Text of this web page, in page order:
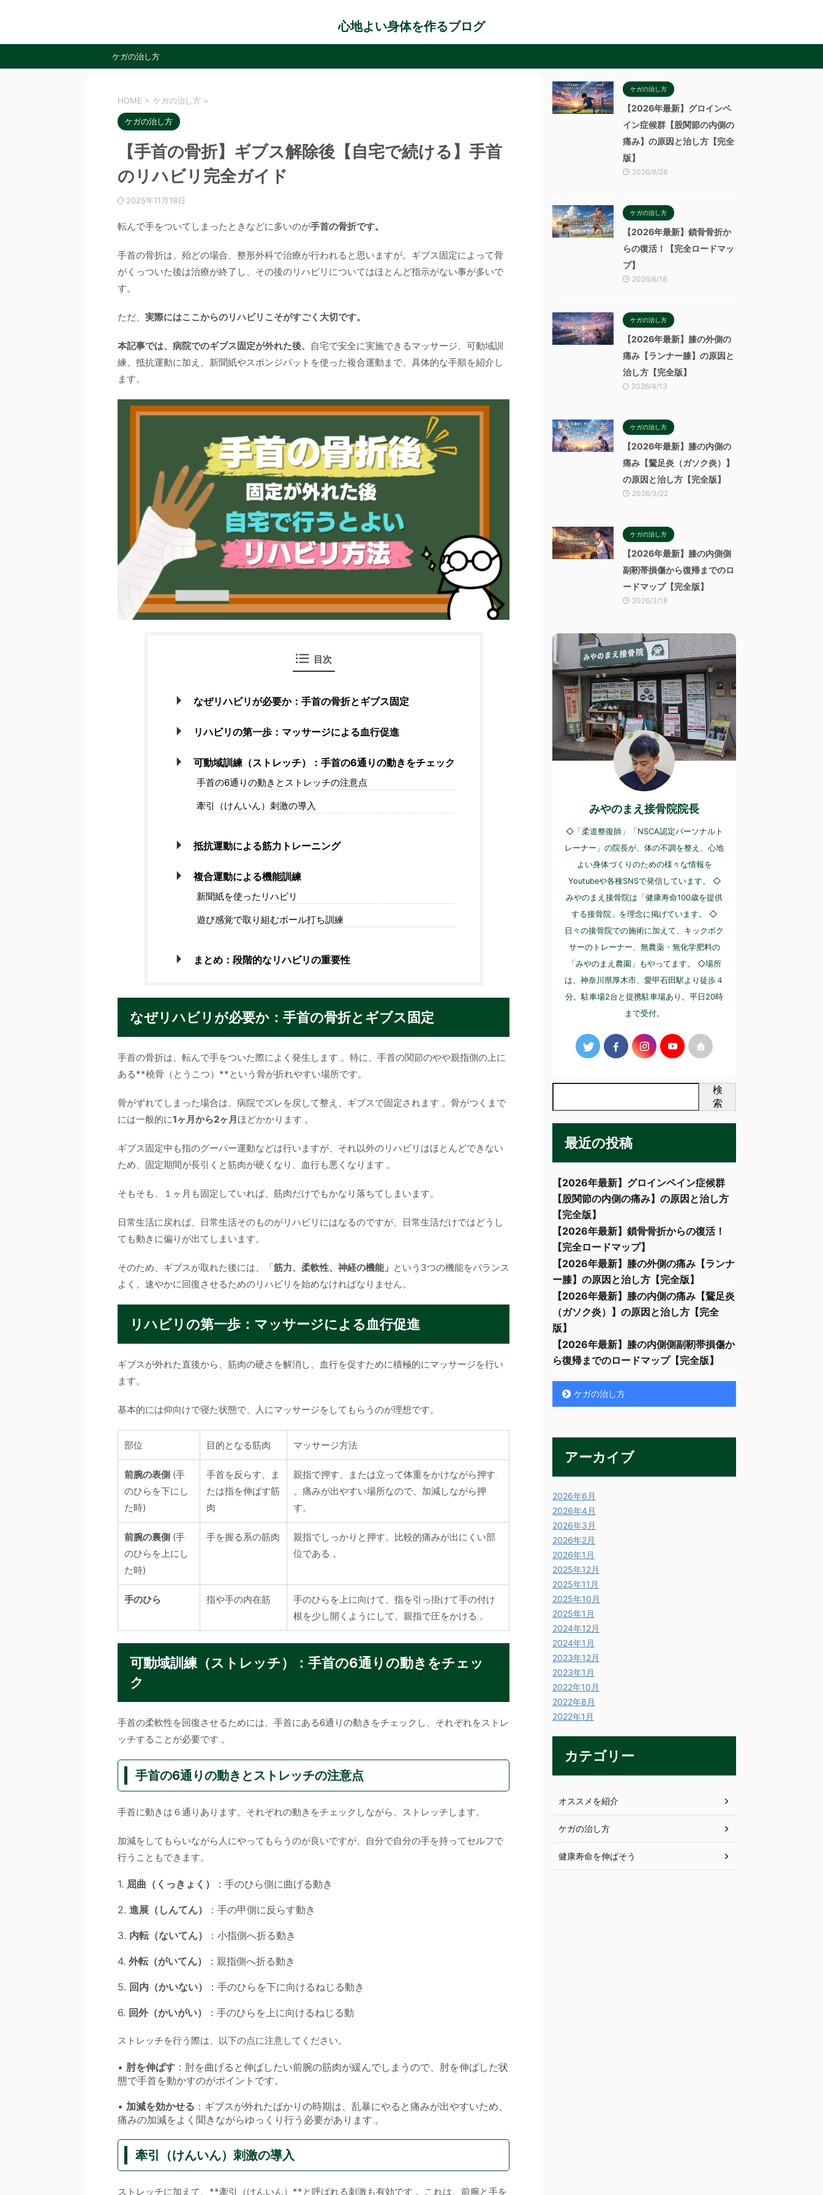
心地よい身体を作るブログ
ケガの治し方
HOME > ケガの治し方 >
ケガの治し方
【手首の骨折】ギブス解除後【自宅で続ける】手首
のリハビリ完全ガイド
2025年11月18日
転んで手をついてしまったときなどに多いのが手首の骨折です。
手首の骨折は、殆どの場合、整形外科で治療が行われると思いますが。ギブス固定によって骨
がくっついた後は治療が終了し、その後のリハビリについてはほとんど指示がない事が多いで
す。
ただ、 実際にはここからのリハビリこそがすごく大切です。
本記事では、病院でのギブス固定が外れた後、
自宅で安全に実施できるマッサージ、可動域訓
練、抵抗運動に加え、新聞紙やスポンジバットを使った複合運動まで、具体的な手順を紹介し
ます。
目次
なぜリハビリが必要か：手首の骨折とギブス固定
リハビリの第一歩：マッサージによる血行促進
可動域訓練（ストレッチ）：手首の6通りの動きをチェック
手首の6通りの動きとストレッチの注意点
牽引（けんいん）刺激の導入
抵抗運動による筋力トレーニング
複合運動による機能訓練
新聞紙を使ったリハビリ
遊び感覚で取り組むボール打ち訓練
まとめ：段階的なリハビリの重要性
なぜリハビリが必要か：手首の骨折とギブス固定
手首の骨折は、転んで手をついた際によく発生します 。特に、手首の関節のやや親指側の上に
ある**橈骨（とうこつ）**という骨が折れやすい場所です。
骨がずれてしまった場合は、病院でズレを戻して整え、ギブスで固定されます 。骨がつくまで
には一般的に1ヶ月から2ヶ月ほどかかります 。
ギブス固定中も指のグーパー運動などは行いますが、それ以外のリハビリはほとんどできない
ため、固定期間が長引くと筋肉が硬くなり、血行も悪くなります 。
そもそも、１ヶ月も固定していれば、筋肉だけでもかなり落ちてしまいます。
日常生活に戻れば、日常生活そのものがリハビリにはなるのですが、日常生活だけではどうし
ても動きに偏りが出てしまいます。
そのため、ギブスが取れた後には、「筋力、柔軟性、神経の機能」 という3つの機能をバランス
よく、速やかに回復させるためのリハビリを始めなければなりません。
リハビリの第一歩：マッサージによる血行促進
ギブスが外れた直後から、筋肉の硬さを解消し、血行を促すために積極的にマッサージを行い
ます。
基本的には仰向けで寝た状態で、人にマッサージをしてもらうのが理想です。
部位 目的となる筋肉 マッサージ方法
前腕の表側 (手
のひらを下にし
た時)
手首を反らす、ま
たは指を伸ばす筋
肉
親指で押す、または立って体重をかけながら押す
。痛みが出やすい場所なので、加減しながら押
す。
前腕の裏側 (手
のひらを上にし
た時)
手を握る系の筋肉
親指でしっかりと押す。比較的痛みが出にくい部
位である 。
手のひら 指や手の内在筋
手のひらを上に向けて、指を引っ掛けて手の付け
根を少し開くようにして、親指で圧をかける 。
可動域訓練（ストレッチ）：手首の6通りの動きをチェッ
ク
手首の柔軟性を回復させるためには、手首にある6通りの動きをチェックし、それぞれをストレ
ッチすることが必要です 。
手首の6通りの動きとストレッチの注意点
手首に動きは６通りあります。それぞれの動きをチェックしながら、ストレッチします。
加減をしてもらいながら人にやってもらうのが良いですが、自分で自分の手を持ってセルフで
行うこともできます。
1. 屈曲（くっきょく） ：手のひら側に曲げる動き
2. 進展（しんてん） ：手の甲側に反らす動き
3. 内転（ないてん） ：小指側へ折る動き
4. 外転（がいてん） ：親指側へ折る動き
5. 回内（かいない） ：手のひらを下に向けるねじる動き
6. 回外（かいがい） ：手のひらを上に向けるねじる動
ストレッチを行う際は、以下の点に注意してください。
• 肘を伸ばす ：肘を曲げると伸ばしたい前腕の筋肉が緩んでしまうので、肘を伸ばした状
態で手首を動かすのがポイントです。
• 加減を効かせる ：ギブスが外れたばかりの時期は、乱暴にやると痛みが出やすいため、
痛みの加減をよく聞きながらゆっくり行う必要があります 。
牽引（けんいん）刺激の導入
ストレッチに加えて、**牽引（けんいん）**と呼ばれる刺激も有効です 。これは、前腕と手を
ケガの治し方
【2026年最新】グロインペ
イン症候群【股関節の内側の
痛み】の原因と治し方【完全
版】
2026/6/28
ケガの治し方
【2026年最新】鎖骨骨折か
らの復活！【完全ロードマッ
プ】
2026/6/18
ケガの治し方
【2026年最新】膝の外側の
痛み【ランナー膝】の原因と
治し方【完全版】
2026/4/13
ケガの治し方
【2026年最新】膝の内側の
痛み【鵞足炎（ガソク炎）】
の原因と治し方【完全版】
2026/3/22
ケガの治し方
【2026年最新】膝の内側側
副靭帯損傷から復帰までのロ
ードマップ【完全版】
2026/3/18
みやのまえ接骨院院長
◇「柔道整復師」「NSCA認定パーソナルト
レーナー」の院長が、体の不調を整え、心地
よい身体づくりのための様々な情報を
Youtubeや各種SNSで発信しています。 ◇
みやのまえ接骨院は「健康寿命100歳を提供
する接骨院」を理念に掲げています。 ◇
日々の接骨院での施術に加えて、キックボク
サーのトレーナー、無農薬・無化学肥料の
「みやのまえ農園」もやってます。 ◇場所
は、神奈川県厚木市、愛甲石田駅より徒歩４
分。駐車場2台と提携駐車場あり。平日20時
まで受付。
検
索
最近の投稿
【2026年最新】グロインペイン症候群
【股関節の内側の痛み】の原因と治し方
【完全版】
【2026年最新】鎖骨骨折からの復活！
【完全ロードマップ】
【2026年最新】膝の外側の痛み【ランナ
ー膝】の原因と治し方【完全版】
【2026年最新】膝の内側の痛み【鵞足炎
（ガソク炎）】の原因と治し方【完全
版】
【2026年最新】膝の内側側副靭帯損傷か
ら復帰までのロードマップ【完全版】
ケガの治し方
アーカイブ
2026年6月
2026年4月
2026年3月
2026年2月
2026年1月
2025年12月
2025年11月
2025年10月
2025年1月
2024年12月
2024年1月
2023年12月
2023年1月
2022年10月
2022年8月
2022年1月
カテゴリー
オススメを紹介
ケガの治し方
健康寿命を伸ばそう